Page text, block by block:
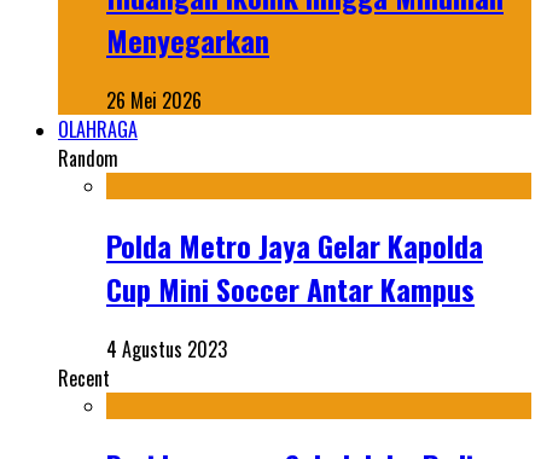
Menyegarkan
26 Mei 2026
OLAHRAGA
Random
Polda Metro Jaya Gelar Kapolda
Cup Mini Soccer Antar Kampus
4 Agustus 2023
Recent